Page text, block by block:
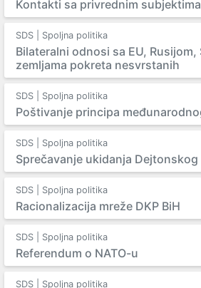
Kontakti sa privrednim
SDS | Spoljna politika
Bilateralni odnosi sa EU, Rusijom,
zemljama pokreta nesvrstanih
SDS | Spoljna politika
Poštivanje principa
SDS | Spoljna politika
Sprečavanje ukidanja
SDS | Spoljna politika
Racionalizacija mreže DKP BiH
SDS | Spoljna politika
Referendum o NATO-u
SDS | Spoljna politika